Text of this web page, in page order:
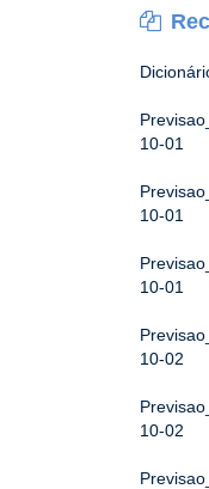
10-01
10-01
10-01
10-02
10-02